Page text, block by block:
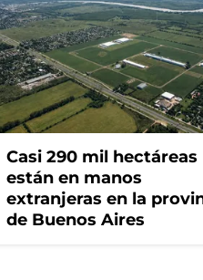
Casi 290 mil hectáreas
están en manos
extranjeras en la
de Buenos Aires